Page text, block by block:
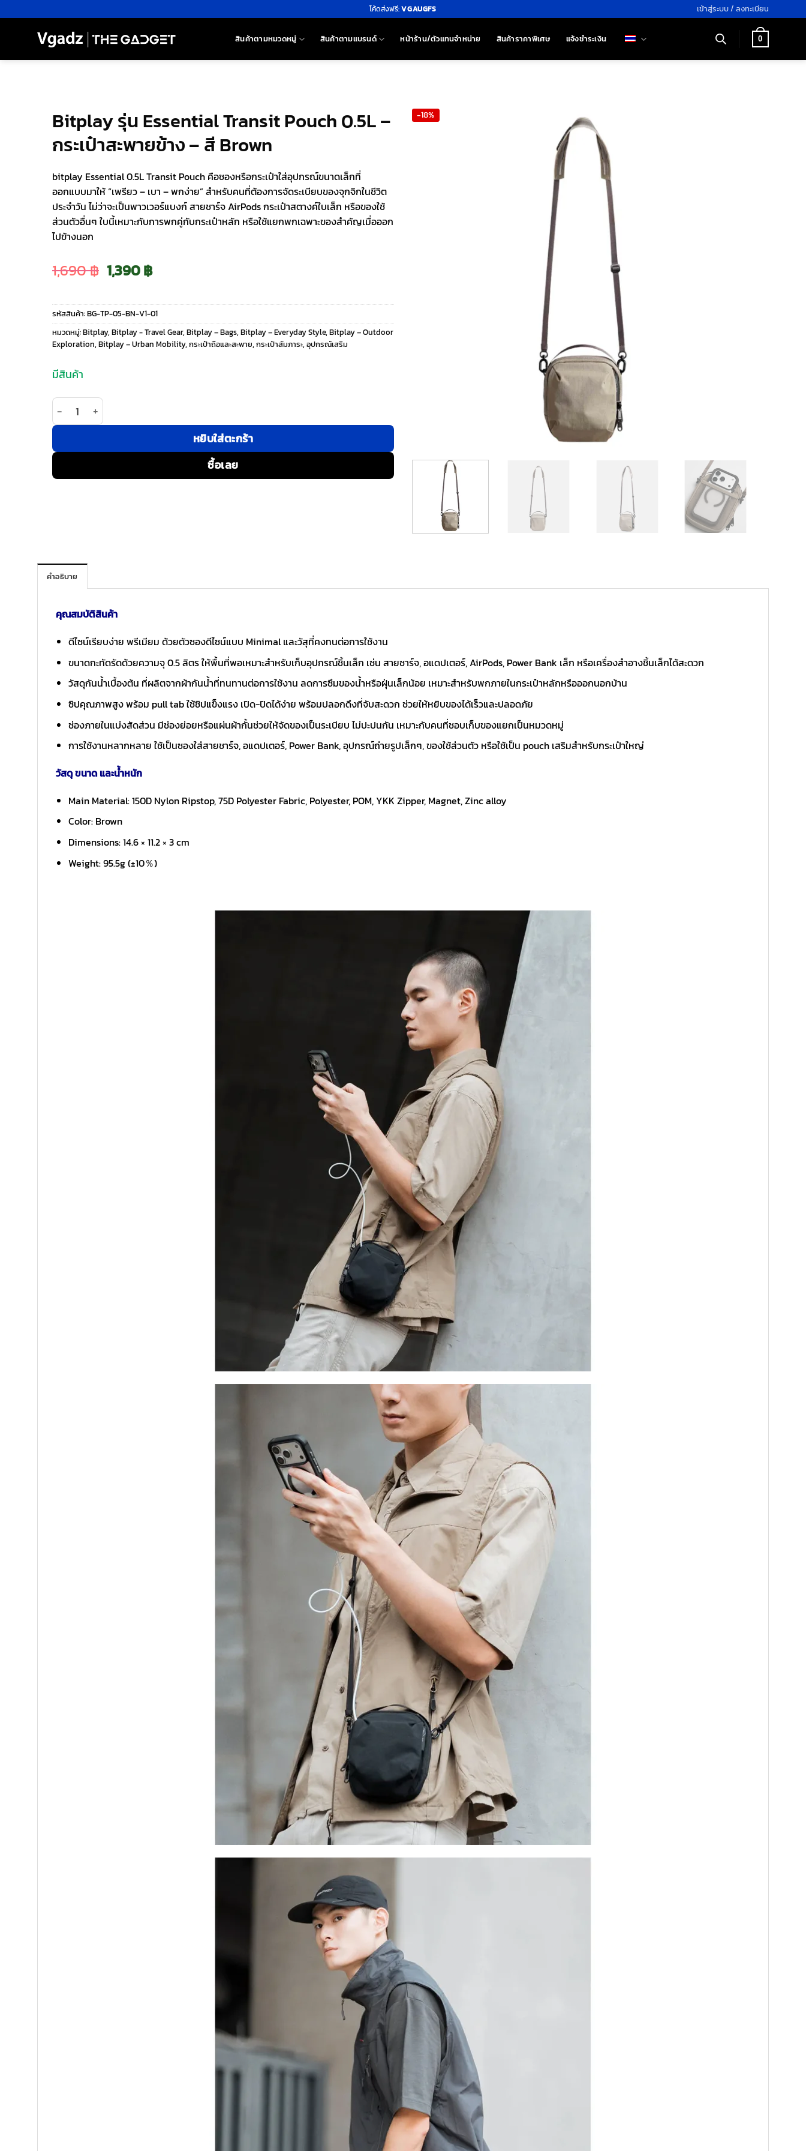
ไป
โค้ดส่งฟรี:VGAUGFS เข้าสู่ระบบ / ลงทะเบียน
สินค้าตามหมวดหมู่ สินค้าตามแบรนด์ หน้าร้าน/ตัวแทนจำหน่าย สินค้าราคาพิเศษ แจ้งชำระเงิน 0
Bitplay รุ่น Essential Transit Pouch 0.5L –
กระเป๋าสะพายข้าง – สี Brown
bitplay Essential 0.5L Transit Pouch คือซองหรือกระเป๋าใส่อุปกรณ์ขนาดเล็กที่
ออกแบบมาให้ “เพรียว – เบา – พกง่าย” สำหรับคนที่ต้องการจัดระเบียบของจุกจิกในชีวิต
ประจำวัน ไม่ว่าจะเป็นพาวเวอร์แบงก์ สายชาร์จ AirPods กระเป๋าสตางค์ใบเล็ก หรือของใช้
ส่วนตัวอื่นๆ ใบนี้เหมาะกับการพกคู่กับกระเป๋าหลัก หรือใช้แยกพกเฉพาะของสำคัญเมื่อออก
ไปข้างนอก
1,690฿ Original
price
was:
1,390฿Current
price
is:
รหัสสินค้า:BG-TP-05-BN-V1-01
หมวดหมู่:Bitplay, Bitplay - Travel Gear, Bitplay – Bags, Bitplay – Everyday Style, Bitplay – Outdoor
Exploration, Bitplay – Urban Mobility, กระเป๋าถือและสะพาย, กระเป๋าสัมภาระ, อุปกรณ์เสริม
มีสินค้า
จำนวน Bitplay รุ่น Essential Transit Pouch 0.5L - กระเป๋าสะพายข้าง - สี Brown ชิ้น
หยิบใส่ตะกร้า
ซื้อเลย
-18%
คำอธิบาย
คุณสมบัติสินค้า
ดีไซน์เรียบง่าย พรีเมียม ด้วยตัวซองดีไซน์แบบ Minimal และวัสุที่คงทนต่อการใช้งาน
ขนาดกะทัดรัดด้วยความจุ 0.5 ลิตร ให้พื้นที่พอเหมาะสำหรับเก็บอุปกรณ์ชิ้นเล็ก เช่น สายชาร์จ, อแดปเตอร์, AirPods, Power Bank เล็ก หรือเครื่องสำอางชิ้นเล็กได้สะดวก
วัสดุกันน้ำเบื้องต้น ที่ผลิตจากผ้ากันน้ำที่ทนทานต่อการใช้งาน ลดการซึมของน้ำหรือฝุ่นเล็กน้อย เหมาะสำหรับพกภายในกระเป๋าหลักหรือออกนอกบ้าน
ซิปคุณภาพสูง พร้อม pull tab ใช้ซิปแข็งแรง เปิด-ปิดได้ง่าย พร้อมปลอกดึงที่จับสะดวก ช่วยให้หยิบของได้เร็วและปลอดภัย
ช่องภายในแบ่งสัดส่วน มีช่องย่อยหรือแผ่นผ้ากั้นช่วยให้จัดของเป็นระเบียบ ไม่ปะปนกัน เหมาะกับคนที่ชอบเก็บของแยกเป็นหมวดหมู่
การใช้งานหลากหลาย ใช้เป็นซองใส่สายชาร์จ, อแดปเตอร์, Power Bank, อุปกรณ์ถ่ายรูปเล็กๆ, ของใช้ส่วนตัว หรือใช้เป็น pouch เสริมสำหรับกระเป๋าใหญ่
วัสดุ ขนาด และน้ำหนัก
Main Material: 150D Nylon Ripstop, 75D Polyester Fabric, Polyester, POM, YKK Zipper, Magnet, Zinc alloy
Color: Brown
Dimensions: 14.6 × 11.2 × 3 cm
Weight: 95.5g (±10％)